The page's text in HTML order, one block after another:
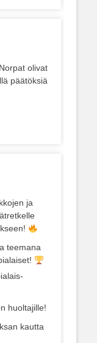
olivat
päätöksiä
ja
teemana
huoltajille!
kautta